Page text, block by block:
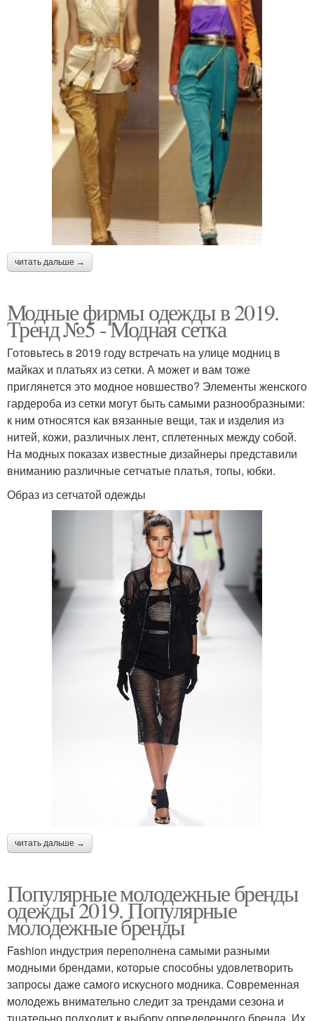
читать дальше →
Модные фирмы одежды в 2019.
Тренд №5 - Модная сетка
Готовьтесь в 2019 году встречать на улице модниц в
майках и платьях из сетки. А может и вам тоже
приглянется это модное новшество? Элементы женского
гардероба из сетки могут быть самыми разнообразными:
к ним относятся как вязанные вещи, так и изделия из
нитей, кожи, различных лент, сплетенных между собой.
На модных показах известные дизайнеры представили
вниманию различные сетчатые платья, топы, юбки.
Образ из сетчатой одежды
читать дальше →
Популярные молодежные бренды
одежды 2019. Популярные
молодежные бренды
Fashion индустрия переполнена самыми разными
модными брендами, которые способны удовлетворить
запросы даже самого искусного модника. Современная
молодежь внимательно следит за трендами сезона и